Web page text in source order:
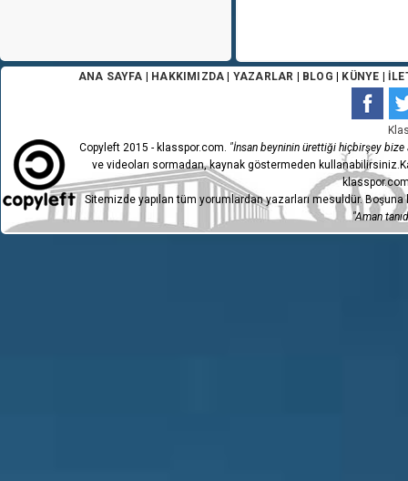
ANA SAYFA HAKKIMIZDA YAZARLAR BLOG KÜNYE
Copyleft 2015 - klasspor.com. "İnsan beyninin ürettiği hiçbirşey bize
ve videoları sormadan, kaynak göstermeden
Sitemizde yapılan tüm yorumlardan yazarları mesuldür.
"Aman